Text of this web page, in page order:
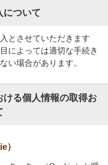
について
とさせていただきます
によっては適切な手続き
い場合があります。
ける個人情報の取得お
）